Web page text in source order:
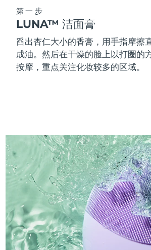
第一步
LUNA™ 洁面膏
舀出杏仁大小的香膏，用手指摩擦
成油。然后在干燥的脸上以打圈的
按摩，重点关注化妆较多的区域。